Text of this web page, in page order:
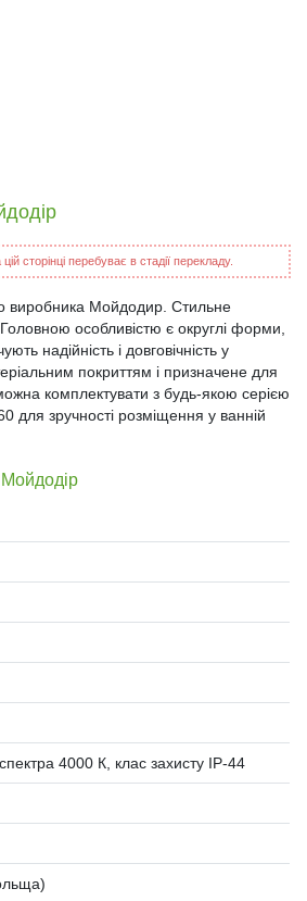
сторінці перебуває в стадії перекладу.
виробника Мойдодир. Стильне
особливістю є округлі форми,
надійність і довговічність у
покриттям і призначене для
комплектувати з будь-якою серією
для зручності розміщення у ванній
4000 К, клас захисту IP-44